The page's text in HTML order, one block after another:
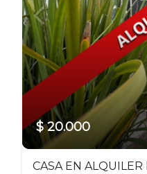
$ 20.000
CASA EN